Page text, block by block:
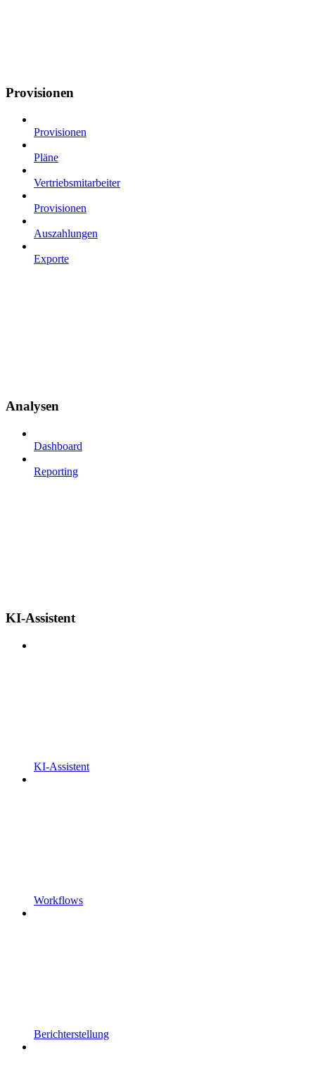
Provisionen
Provisionen
Pläne
Vertriebsmitarbeiter
Provisionen
Auszahlungen
Exporte
Analysen
Dashboard
Reporting
KI-Assistent
KI-Assistent
Workflows
Berichterstellung